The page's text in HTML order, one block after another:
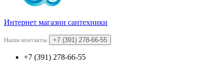
Интернет магазин сантехники
Наши контакты +7 (391) 278-66-55
+7 (391) 278-66-55